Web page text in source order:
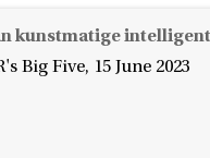
kunstmatige
Big Five, 15 June 2023